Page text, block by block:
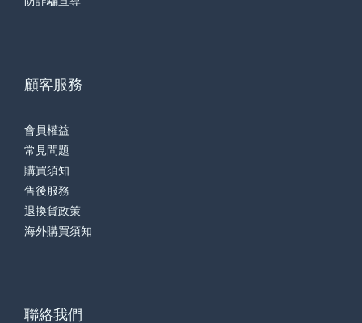
顧客服務
會員權益
常見問題
購買須知
售後服務
退換貨政策
海外購買須知
聯絡我們